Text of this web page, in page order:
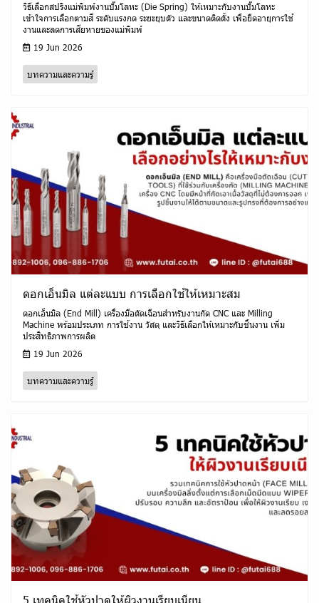
วิธีเลือกสปริงแม่พิมพ์งานปั๊มโลหะ (Die Spring) ให้เหมาะกับงานปั๊มโลหะ
เข้าใจการเลือกตามสี ระดับแรงกด ระยะยุบตัว และขนาดติดตั้ง เพื่อยืดอายุการใช้
งานและลดการเสียหายของแม่พิมพ์
19 Jun 2026
บทความและความรู้
ดอกเอ็นมิล แต่ละแบบ การเลือกใช้ให้เหมาะสม
ดอกเอ็นมิล (End Mill) เครื่องมือตัดเฉือนสำหรับงานกัด CNC และ Milling
Machine พร้อมประเภท การใช้งาน วัสดุ และวิธีเลือกให้เหมาะกับชิ้นงาน เพิ่ม
ประสิทธิภาพการผลิต
19 Jun 2026
บทความและความรู้
5 เทคนิคใช้หัวปาดให้ผิวงานเรียบเนียน